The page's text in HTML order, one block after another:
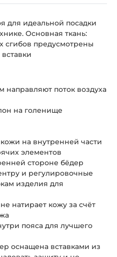
для идеальной посадки
Основная ткань:
сгибов предусмотрены
направляют поток воздуха
на голенище
на внутренней части
элементов
стороне бёдер
и регулировочные
изделия для
натирает кожу за счёт
пояса для лучшего
оснащена вставками из